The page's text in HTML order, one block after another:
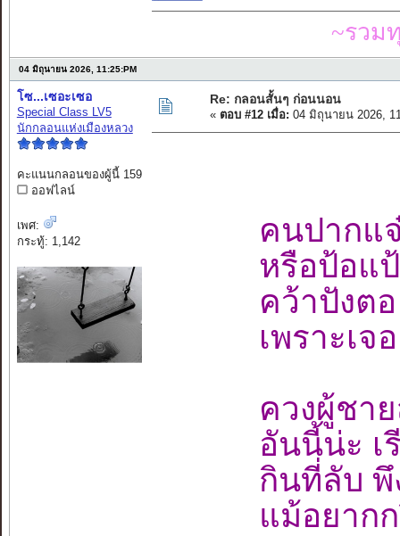
~รวม
04 มิถุนายน 2026, 11:25:PM
โซ...เซอะเซอ
Special Class LV5
นักกลอนแห่งเมืองหลวง
คะแนนกลอนของผู้นี้ 159
ออฟไลน์
เพศ:
กระทู้: 1,142
Re: กลอนสั้นๆ ก่อนนอน
« ตอบ #12 เมื่อ: 04 มิถุนายน 2026,
คนปากแ
หรือป้อแ
คว้าปังต
เพราะเ
ควงผู้ชา
อันนี้น่ะ เ
กินที่ลับ พึ
แม้อยาก